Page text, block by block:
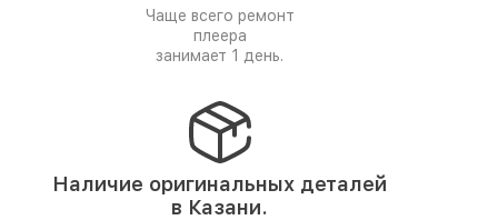
Чаще всего ремонт
плеера
занимает 1 день.
Наличие оригинальных деталей
в Казани.